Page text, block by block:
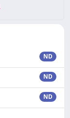
ND
ND
ND